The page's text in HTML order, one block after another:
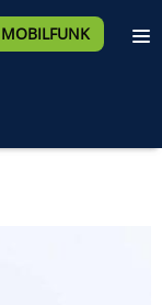
MOBILFUNK